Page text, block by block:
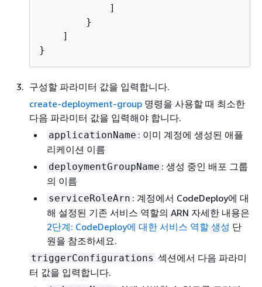
            ]
        }
    ]
}
구성할 파라미터 값을 입력합니다.
create-deployment-group 명령을 사용할 때 최소한
다음 파라미터 값을 입력해야 합니다.
applicationName : 이미 계정에 생성된 애플
리케이션 이름
deploymentGroupName : 생성 중인 배포 그룹
의 이름
serviceRoleArn : 계정에서 CodeDeploy에 대
해 설정된 기존 서비스 역할의 ARN 자세한 내용은
2단계: CodeDeploy에 대한 서비스 역할 생성 단
원을 참조하세요.
triggerConfigurations 섹션에서 다음 파라미
터 값을 입력합니다.